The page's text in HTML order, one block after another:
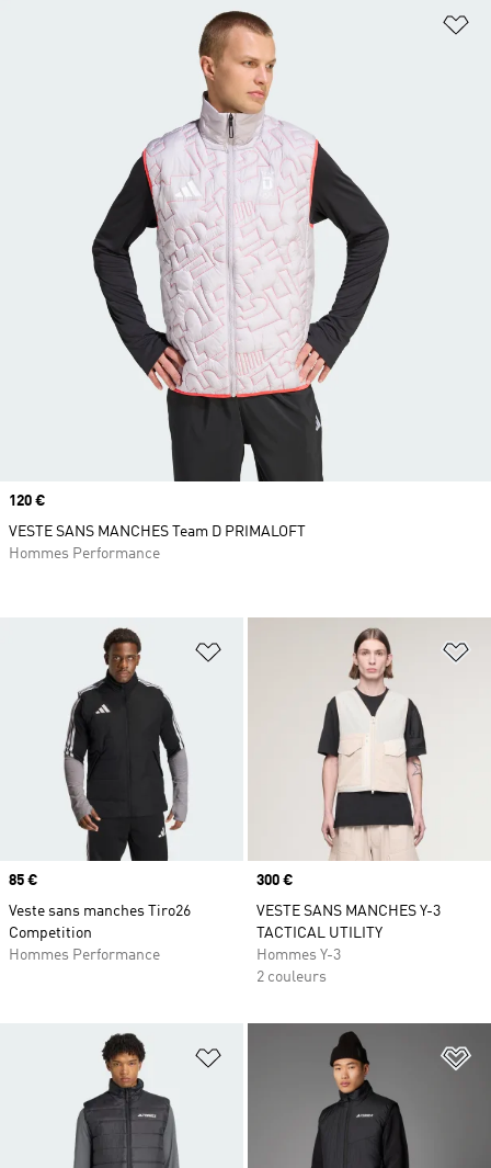
Ajouter à la Liste de produits
Prix
85 €
Veste sans manches Tiro26
Competition
Hommes Performance
Prix
300 €
VESTE SANS MANCHES Y-3
TACTICAL UTILITY
Hommes Y-3
2 couleurs
Ajouter à la Liste de produits
Prix
120 €
VESTE SANS MANCHES Team D PRIMALOFT
Hommes Performance